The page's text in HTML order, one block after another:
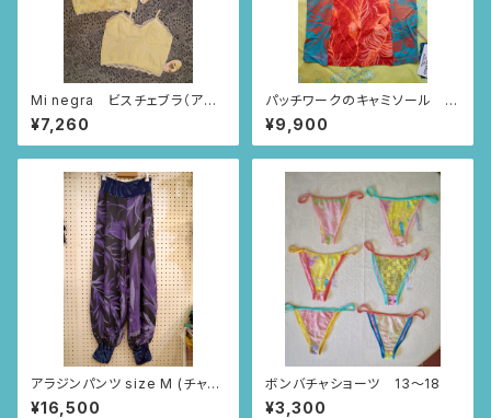
Mi negra ビスチェブラ（アイ
ボリー/ならんだハート柄、ニャ
ンドゥティ柄、インドの小花柄）
¥7,260
パッチワークのキャミソール 2
0
¥9,900
アラジンパンツ size M (チャコ
ールグレー/アイリス柄)
¥16,500
ボンバチャショーツ 13〜18
¥3,300